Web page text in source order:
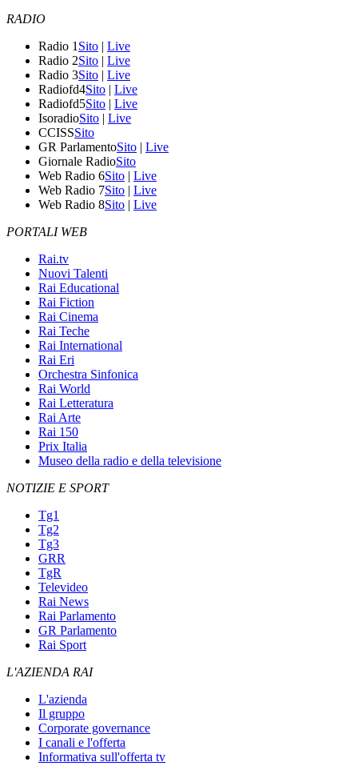
RADIO
Radio 1 Sito | Live
Radio 2Sito | Live
Radio 3Sito | Live
Radiofd4Sito | Live
Radiofd5Sito | Live
IsoradioSito | Live
CCISSSito
GR ParlamentoSito | Live
Giornale RadioSito
Web Radio 6Sito | Live
Web Radio 7Sito | Live
Web Radio 8Sito | Live
PORTALI WEB
Rai.tv
Nuovi Talenti
Rai Educational
Rai Fiction
Rai Cinema
Rai Teche
Rai International
Rai Eri
Orchestra Sinfonica
Rai World
Rai Letteratura
Rai Arte
Rai 150
Prix Italia
Museo della radio e della televisione
NOTIZIE E SPORT
Tg1
Tg2
Tg3
GRR
TgR
Televideo
Rai News
Rai Parlamento
GR Parlamento
Rai Sport
L'AZIENDA RAI
L'azienda
Il gruppo
Corporate governance
I canali e l'offerta
Informativa sull'offerta tv